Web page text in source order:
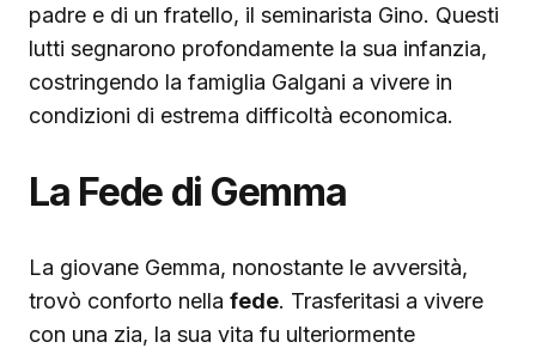
padre e di un fratello, il seminarista Gino. Questi
lutti segnarono profondamente la sua infanzia,
costringendo la famiglia Galgani a vivere in
condizioni di estrema difficoltà economica.
La Fede di Gemma
La giovane Gemma, nonostante le avversità,
trovò conforto nella fede. Trasferitasi a vivere
con una zia, la sua vita fu ulteriormente